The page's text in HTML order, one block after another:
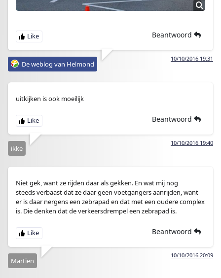
Beantwoord
10/10/2016 19:31
De weblog van Helmond
uitkijken is ook moeilijk
Beantwoord
10/10/2016 19:40
ikke
Niet gek, want ze rijden daar als gekken. En wat mij nog
steeds verbaast dat ze daar geen voetgangers aanrijden, want
er is daar nergens een zebrapad en dat met een oudere complex
is. Die denken dat de verkeersdrempel een zebrapad is.
Beantwoord
10/10/2016 20:09
Martien